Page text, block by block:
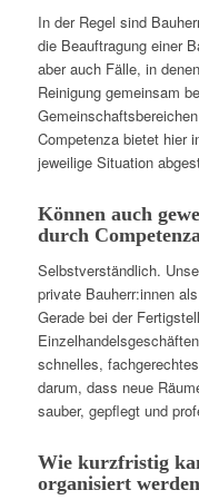
In der Regel sind
die Beauftragung einer
aber auch Fälle, in
Reinigung gemeinsam
Competenza bietet hier
jeweilige Situation
Können auch
durch
Selbstverständlich.
private Bauherr:innen
Gerade bei der
schnelles,
darum, dass neue
sauber, gepflegt und
Wie kurzfristig
organisiert